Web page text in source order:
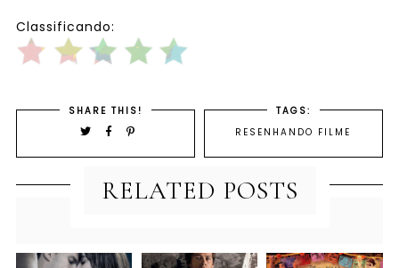
Classificando:
SHARE THIS!
TAGS:
RESENHANDO FILME
RELATED POSTS